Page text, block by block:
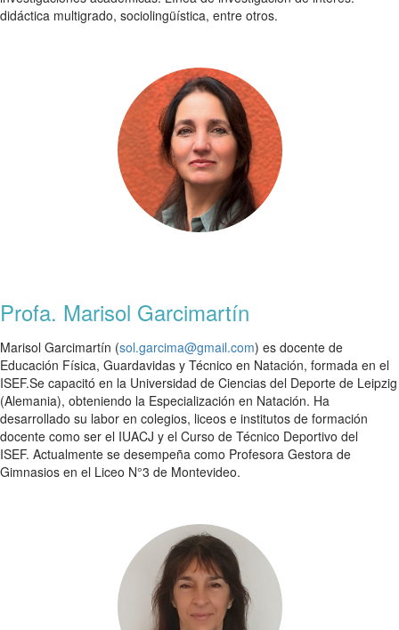
didáctica multigrado, sociolingüística, entre otros.
Profa. Marisol Garcimartín
Marisol Garcimartín (sol.garcima@gmail.com) es docente de
Educación Física, Guardavidas y Técnico en Natación, formada en el
ISEF.Se capacitó en la Universidad de Ciencias del Deporte de Leipzig
(Alemania), obteniendo la Especialización en Natación. Ha
desarrollado su labor en colegios, liceos e institutos de formación
docente como ser el IUACJ y el Curso de Técnico Deportivo del
ISEF. Actualmente se desempeña como Profesora Gestora de
Gimnasios en el Liceo N°3 de Montevideo.